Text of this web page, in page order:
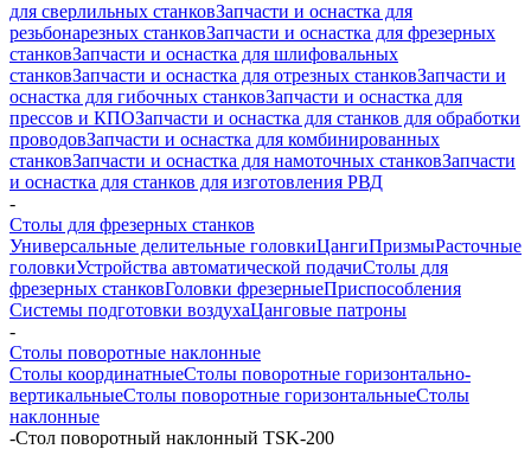
для сверлильных станковЗапчасти и оснастка для
резьбонарезных станковЗапчасти и оснастка для фрезерных
станковЗапчасти и оснастка для шлифовальных
станковЗапчасти и оснастка для отрезных станковЗапчасти и
оснастка для гибочных станковЗапчасти и оснастка для
прессов и КПОЗапчасти и оснастка для станков для обработки
проводовЗапчасти и оснастка для комбинированных
станковЗапчасти и оснастка для намоточных станковЗапчасти
и оснастка для станков для изготовления РВД
-
Столы для фрезерных станков
Универсальные делительные головкиЦангиПризмыРасточные
головкиУстройства автоматической подачиСтолы для
фрезерных станковГоловки фрезерныеПриспособления
Системы подготовки воздухаЦанговые патроны
-
Столы поворотные наклонные
Столы координатныеСтолы поворотные горизонтально-
вертикальныеСтолы поворотные горизонтальныеСтолы
наклонные
-Стол поворотный наклонный TSK-200